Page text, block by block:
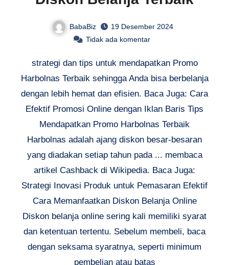
BabaBiz
19 Desember 2024
Tidak ada komentar
strategi dan tips untuk mendapatkan Promo
Harbolnas Terbaik sehingga Anda bisa berbelanja
dengan lebih hemat dan efisien. Baca Juga: Cara
Efektif Promosi Online dengan Iklan Baris Tips
Mendapatkan Promo Harbolnas Terbaik
Harbolnas adalah ajang diskon besar-besaran
yang diadakan setiap tahun pada ... membaca
artikel Cashback di Wikipedia. Baca Juga:
Strategi Inovasi Produk untuk Pemasaran Efektif
Cara Memanfaatkan Diskon Belanja Online
Diskon belanja online sering kali memiliki syarat
dan ketentuan tertentu. Sebelum membeli, baca
dengan seksama syaratnya, seperti minimum
pembelian atau batas